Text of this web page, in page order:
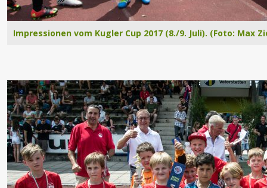
Impressionen vom Kugler Cup 2017 (8./9. Juli). (Foto: Max